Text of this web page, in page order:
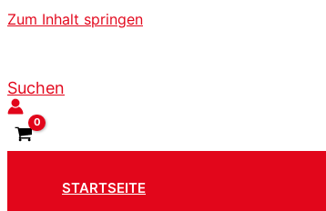
Zum Inhalt springen
Suchen
STARTSEITE